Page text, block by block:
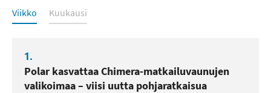
Luetuimmat
Viikko Kuukausi
1.
Polar kasvattaa Chimera-matkailuvaunujen
valikoimaa – viisi uutta pohjaratkaisua